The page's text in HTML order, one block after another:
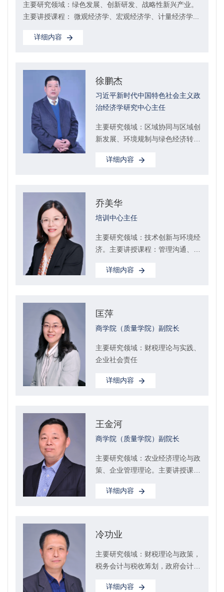
主要研究领域：绿色发展、创新研发、战略性新兴产业。
主要讲授课程： 微观经济学、宏观经济学、计量经济学...
详细内容
徐鹏杰
习近平新时代中国特色社会主义政
治经济学研究中心主任
主要研究领域：区域协同与区域创
新发展、环境规制与绿色经济转
级、互联网金...
详细内容
乔美华
培训中心主任
主要研究领域：技术创新与环境经
济。主要讲授课程：管理沟通、质
学、基础工业...
详细内容
匡萍
商学院（质量学院）副院长
主要研究领域：财税理论与实践、
企业社会责任
详细内容
王金河
商学院（质量学院）副院长
主要研究领域：农业经济理论与政
策、企业管理理论。主要讲授课
详细内容
冷功业
主要研究领域：财税理论与政策，
税务会计与税收筹划，政府会计。
融学》、《...
详细内容